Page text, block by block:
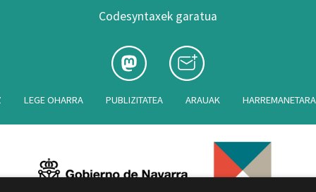
Codesyntaxek garatua
LEGE OHARRA PUBLIZITATEA ARAUAK